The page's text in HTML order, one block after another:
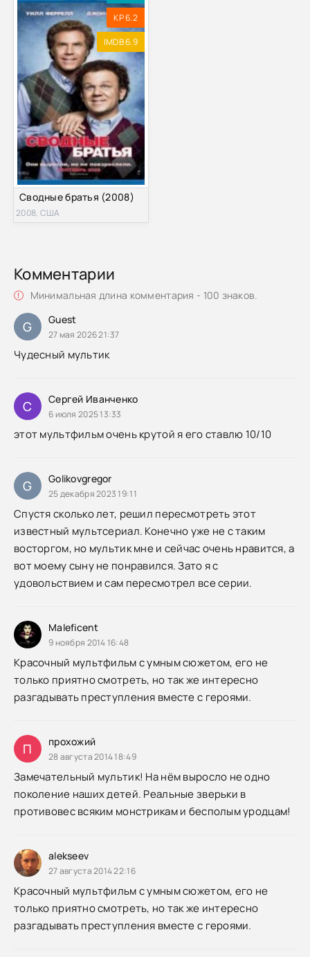
KP 6.2
IMDB 6.9
Сводные братья (2008)
2008, США
Комментарии
Минимальная длина комментария - 100 знаков.
G Guest
27 мая 2026 21:37
Чудесный мультик
С Сергей Иванченко
6 июля 2025 13:33
этот мультфильм очень крутой я его ставлю 10/10
G Golikovgregor
25 декабря 2023 19:11
Спустя сколько лет, решил пересмотреть этот
известный мультсериал. Конечно уже не с таким
восторгом, но мультик мне и сейчас очень нравится, а
вот моему сыну не понравился. Зато я с
удовольствием и сам пересмотрел все серии.
Maleficent
9 ноября 2014 16:48
Красочный мультфильм с умным сюжетом, его не
только приятно смотреть, но так же интересно
разгадывать преступления вместе с героями.
П прохожий
28 августа 2014 18:49
Замечательный мультик! На нём выросло не одно
поколение наших детей. Реальные зверьки в
противовес всяким монстрикам и бесполым уродцам!
alekseev
27 августа 2014 22:16
Красочный мультфильм с умным сюжетом, его не
только приятно смотреть, но так же интересно
разгадывать преступления вместе с героями.